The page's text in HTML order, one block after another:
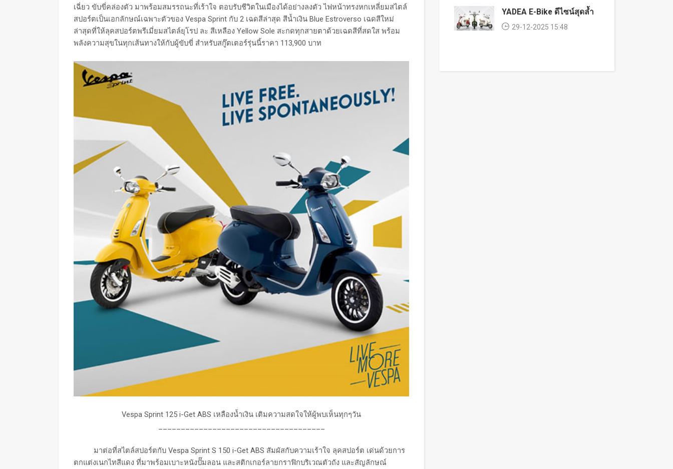
เฉี่ยว ขับขี่คล่องตัว มาพร้อมสมรรถนะที่เร้าใจ ตอบรับชีวิตในเมืองได้อย่างลงตัว ไฟหน้าทรงหกเหลี่ยมสไตล์
สปอร์ตเป็นเอกลักษณ์เฉพาะตัวของ Vespa Sprint กับ 2 เฉดสีล่าสุด สีน้ำเงิน Blue Estroverso เฉดสีใหม่
ล่าสุดที่ให้ลุคสปอร์ตพรีเมี่ยมสไตล์ยุโรป ละ สีเหลือง Yellow Sole สะกดทุกสายตาด้วยเฉดสีที่สดใส พร้อม
พลังความสุขในทุกเส้นทางให้กับผู้ขับขี่ สำหรับสกู๊ตเตอร์รุ่นนี้ราคา 113,900 บาท
Vespa Sprint 125 i-Get ABS เหลืองน้ำเงิน เติมความสดใจให้ผู้พบเห็นทุกๆวัน
มาต่อที่สไตล์สปอร์ตกับ Vespa Sprint S 150 i-Get ABS สัมผัสกับความเร้าใจ ลุคสปอร์ต เด่นด้วยการ
ตกแต่งเนกไทสีแดง ที่มาพร้อมเบาะหนังปั๊มลอน และสติกเกอร์ลายกราฟิกบริเวณตัวถัง และสัญลักษณ์
YADEA E-Bike ดีไซน์สุดล้ำ
29-12-2025 15:48